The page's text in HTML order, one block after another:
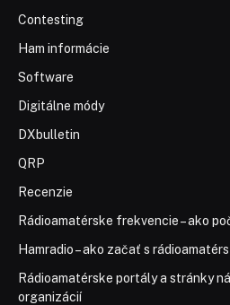
Contesting
Ham informácie
Software
Digitálne módy
DXbulletin
QRP
Recenzie
Rádioamatérske frekvencie – ako
Hamradio – ako začať s
Rádioamatérske portály a stránky
organizácií